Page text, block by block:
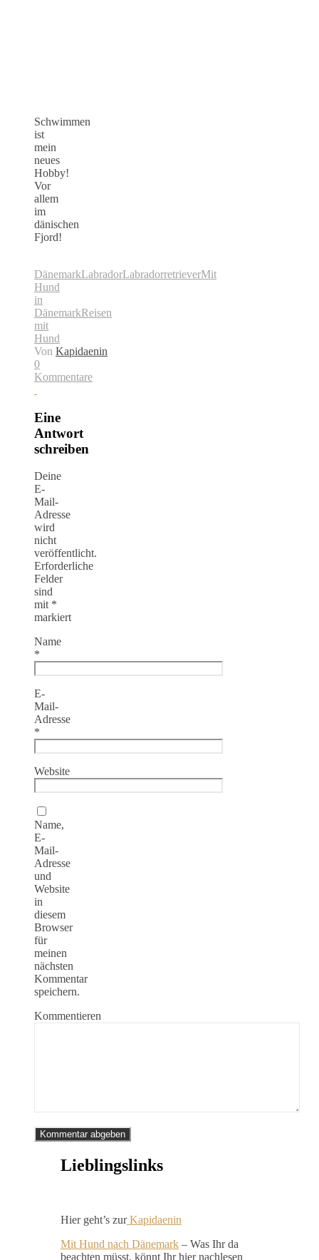
Schwimmen
ist
mein
neues
Hobby!
Vor
allem
im
dänischen
Fjord!
DänemarkLabradorLabradorretrieverMit
Hund
in
DänemarkReisen
mit
Hund
Von Kapidaenin
0
Kommentare
Eine
Antwort
schreiben
Deine
E-
Mail-
Adresse
wird
nicht
veröffentlicht.
Erforderliche
Felder
sind
mit *
markiert
Name
*
E-
Mail-
Adresse
*
Website
Name,
E-
Mail-
Adresse
und
Website
in
diesem
Browser
für
meinen
nächsten
Kommentar
speichern.
Kommentieren
Lieblingslinks
Hier geht’s zurKapidaenin
Mit Hund nach Dänemark – Was Ihr da
beachten müsst, könnt Ihr hier nachlesen